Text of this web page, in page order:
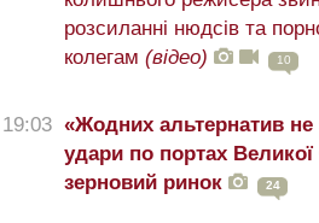
розсиланні нюдсів та
колегам (відео) 10
19:03 «Жодних альтернатив не
удари по портах
зерновий ринок
24